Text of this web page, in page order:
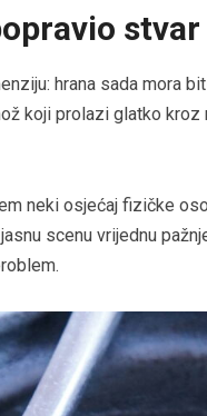
stvar
hrana sada mora
koji prolazi glatko
neki osjećaj fizičke
scenu vrijednu